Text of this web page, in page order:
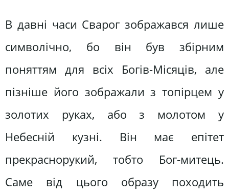
В давні часи Сварог зображався лише
символічно, бо він був збірним
поняттям для всіх Богів-Місяців, але
пізніше його зображали з топірцем у
золотих руках, або з молотом у
Небесній кузні. Він має епітет
прекраснорукий, тобто Бог-митець.
Саме від цього образу походить